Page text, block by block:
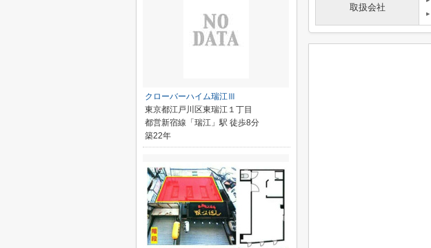
取扱会社
クローバーハイム瑞江Ⅲ
東京都江戸川区東瑞江１丁目
都営新宿線「瑞江」駅 徒歩8分
築22年